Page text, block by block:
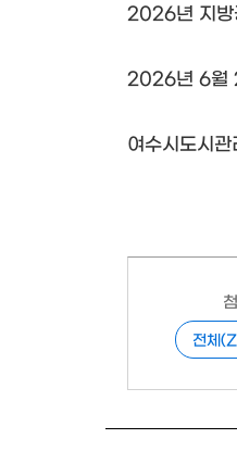
2026년 지방
2026년 6월
여수시도시
전체